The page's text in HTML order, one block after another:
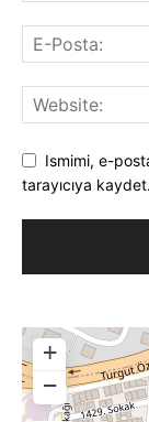
Ismimi, e-
tarayıcıya kaydet.
+
−